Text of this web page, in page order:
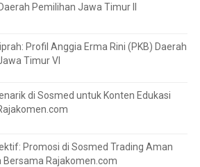
Pemilihan Jawa Timur II
Profil Anggia Erma Rini (PKB) Daerah
Timur VI
di Sosmed untuk Konten Edukasi
Promosi di Sosmed Trading Aman
Bersama Rajakomen.com